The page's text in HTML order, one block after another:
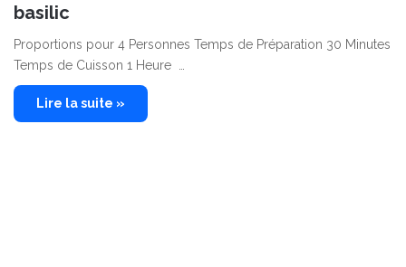
basilic
Proportions pour 4 Personnes Temps de Préparation 30 Minutes
Temps de Cuisson 1 Heure …
Lire la suite »